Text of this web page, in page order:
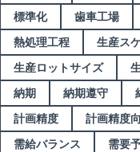
標準化
歯車工場
熱処理工程
生産ス
生産ロットサイズ
納期
納期遵守
計画精度
計画精度
需給バランス
需要